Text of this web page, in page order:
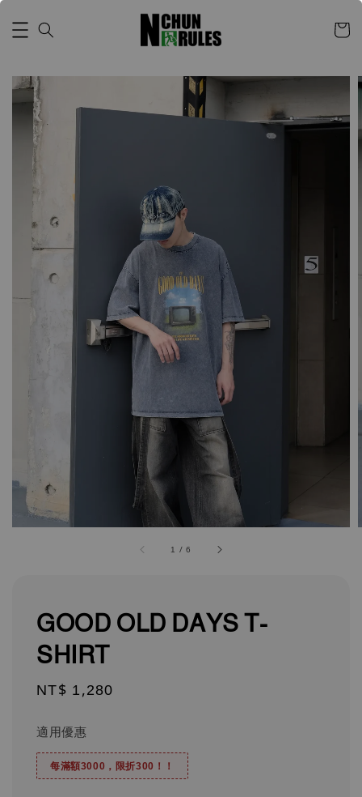
1 /6
GOOD OLD DAYS T-
SHIRT
Regular
NT$ 1,280
適用優惠
每滿額3000，限折300！！